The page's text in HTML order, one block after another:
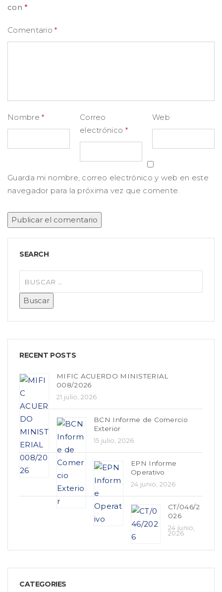
con*
Comentario*
Nombre*
Correo
electrónico *
Web
Guarda mi nombre, correo electrónico y web en este
navegador para la próxima vez que comente.
SEARCH
RECENT POSTS
MIFIC ACUERDO MINISTERIAL
008/2026
21 julio, 2026
BCN Informe de Comercio
Exterior
15 julio, 2026
EPN Informe
Operativo
24 junio, 2026
CT/046/2
026
24 junio,
2026
CATEGORIES